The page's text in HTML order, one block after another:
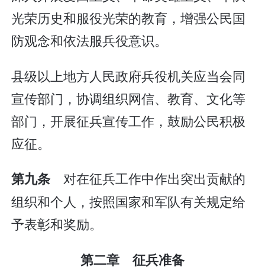
光荣历史和服役光荣的教育，增强公民国
防观念和依法服兵役意识。
县级以上地方人民政府兵役机关应当会同
宣传部门，协调组织网信、教育、文化等
部门，开展征兵宣传工作，鼓励公民积极
应征。
第九条 对在征兵工作中作出突出贡献的
组织和个人，按照国家和军队有关规定给
予表彰和奖励。
第二章 征兵准备